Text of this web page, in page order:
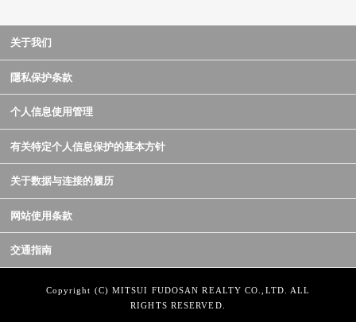
关于我们
隱私保护条款
个人信息使用管理
有关特定个人信息保护的基本方针
关于数据与连接的履历
网站使用条款
交通指南
Copyright (C) MITSUI FUDOSAN REALTY CO.,LTD. ALL
RIGHTS RESERVED.